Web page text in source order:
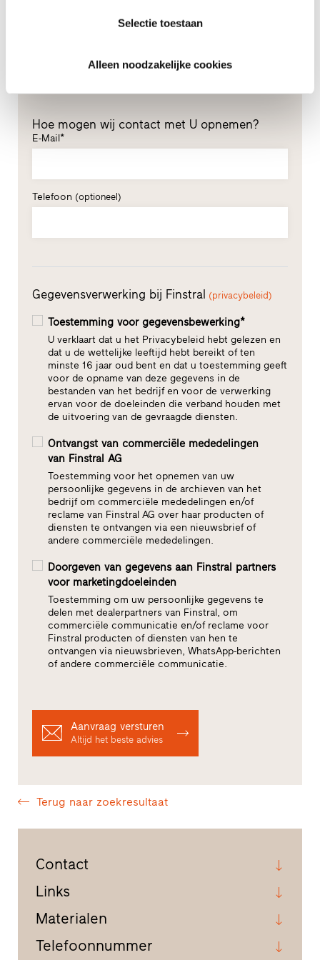
Selectie toestaan
Alleen noodzakelijke cookies
Hoe mogen wij contact met U opnemen?
E-Mail*
Telefoon (optioneel)
Gegevensverwerking bij Finstral (privacybeleid)
Toestemming voor gegevensbewerking*
U verklaart dat u het Privacybeleid hebt gelezen en
dat u de wettelijke leeftijd hebt bereikt of ten
minste 16 jaar oud bent en dat u toestemming geeft
voor de opname van deze gegevens in de
bestanden van het bedrijf en voor de verwerking
ervan voor de doeleinden die verband houden met
de uitvoering van de gevraagde diensten.
Ontvangst van commerciële mededelingen
van Finstral AG
Toestemming voor het opnemen van uw
persoonlijke gegevens in de archieven van het
bedrijf om commerciële mededelingen en/of
reclame van Finstral AG over haar producten of
diensten te ontvangen via een nieuwsbrief of
andere commerciële mededelingen.
Doorgeven van gegevens aan Finstral partners
voor marketingdoeleinden
Toestemming om uw persoonlijke gegevens te
delen met dealerpartners van Finstral, om
commerciële communicatie en/of reclame voor
Finstral producten of diensten van hen te
ontvangen via nieuwsbrieven, WhatsApp-berichten
of andere commerciële communicatie.
Aanvraag versturen
Altijd het beste advies
Terug naar zoekresultaat
Contact
Links
Materialen
Telefoonnummer